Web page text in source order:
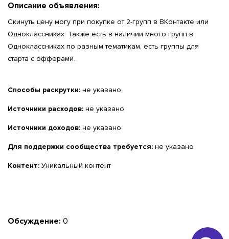
Описание объявления:
Скинуть цену могу при покупке от 2-групп в ВКонтакте или
Одноклассниках. Также есть в наличии много групп в
Одноклассниках по разным тематикам, есть группы для
старта с офферами.
Способы раскрутки: не указано
Источники расходов: не указано
Источники доходов: не указано
Для поддержки сообщества требуется: не указано
Контент: Уникальный контент
Обсуждение: 0